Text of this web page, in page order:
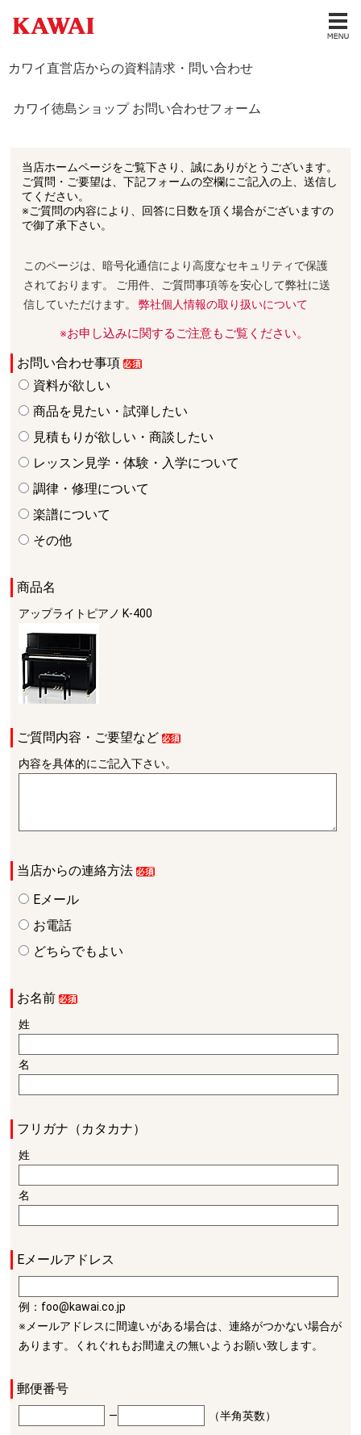
カワイ直営店からの資料請求・問い合わせ
カワイ徳島ショップ お問い合わせフォーム
当店ホームページをご覧下さり、誠にありがとうございます。
ご質問・ご要望は、下記フォームの空欄にご記入の上、送信し
てください。
※ご質問の内容により、回答に日数を頂く場合がございますの
で御了承下さい。
このページは、暗号化通信により高度なセキュリティで保護
されております。 ご用件、ご質問事項等を安心して弊社に送
信していただけます。弊社個人情報の取り扱いについて
※お申し込みに関するご注意もご覧ください。
お問い合わせ事項
資料が欲しい
商品を見たい・試弾したい
見積もりが欲しい・商談したい
レッスン見学・体験・入学について
調律・修理について
楽譜について
その他
商品名
アップライトピアノ K-400
ご質問内容・ご要望など
内容を具体的にご記入下さい。
当店からの連絡方法
Eメール
お電話
どちらでもよい
お名前
姓
名
フリガナ（カタカナ）
姓
名
Eメールアドレス
例：foo@kawai.co.jp
※メールアドレスに間違いがある場合は、連絡がつかない場合が
あります。くれぐれもお間違えの無いようお願い致します。
郵便番号
― （半角英数）